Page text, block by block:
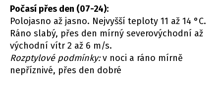
Počasí přes den (07-24):
Polojasno až jasno. Nejvyšší teploty 11 až 14 °C.
Ráno slabý, přes den mírný severovýchodní až
východní vítr 2 až 6 m/s.
Rozptylové podmínky:v noci a ráno mírně
nepříznivé, přes den dobré